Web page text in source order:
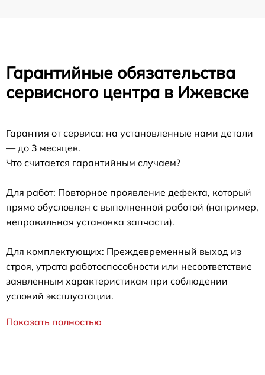
Гарантийные обязательства
сервисного центра в Ижевске
Гарантия от сервиса: на установленные нами детали
— до 3 месяцев.
Что считается гарантийным случаем?
Для работ: Повторное проявление дефекта, который
прямо обусловлен с выполненной работой (например,
неправильная установка запчасти).
Для комплектующих: Преждевременный выход из
строя, утрата работоспособности или несоответствие
заявленным характеристикам при соблюдении
условий эксплуатации.
Показать полностью